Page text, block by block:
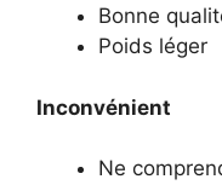
Bonne
Poids léger
Inconvénient
Ne